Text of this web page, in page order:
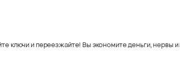
и переезжайте! Вы экономите деньги, нервы и